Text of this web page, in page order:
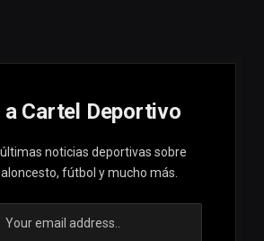
a Cartel Deportivo
noticias deportivas sobre
fútbol y mucho más.